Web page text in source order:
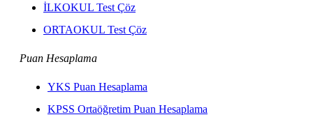
İLKOKUL Test Çöz
ORTAOKUL Test Çöz
Puan Hesaplama
YKS Puan Hesaplama
KPSS Ortaöğretim Puan Hesaplama